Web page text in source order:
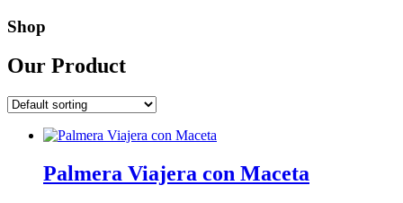
Shop
Our Product
Palmera Viajera con Maceta